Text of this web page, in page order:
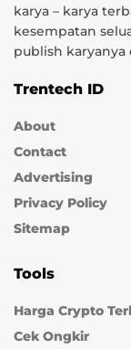
karya – karya
kesempatan
publish
Trentech ID
About
Contact
Advertising
Privacy Policy
Sitemap
Tools
Harga Crypto
Cek Ongkir